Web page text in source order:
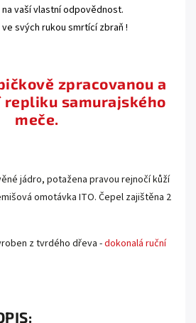
vaší vlastní odpovědnost.
svých rukou smrtící zbraň !
zpracovanou a
samurajského
meče.
jádro, potažena pravou rejnočí kůží
omotávka ITO. Čepel zajištěna 2
z tvrdého dřeva -dokonalá ruční